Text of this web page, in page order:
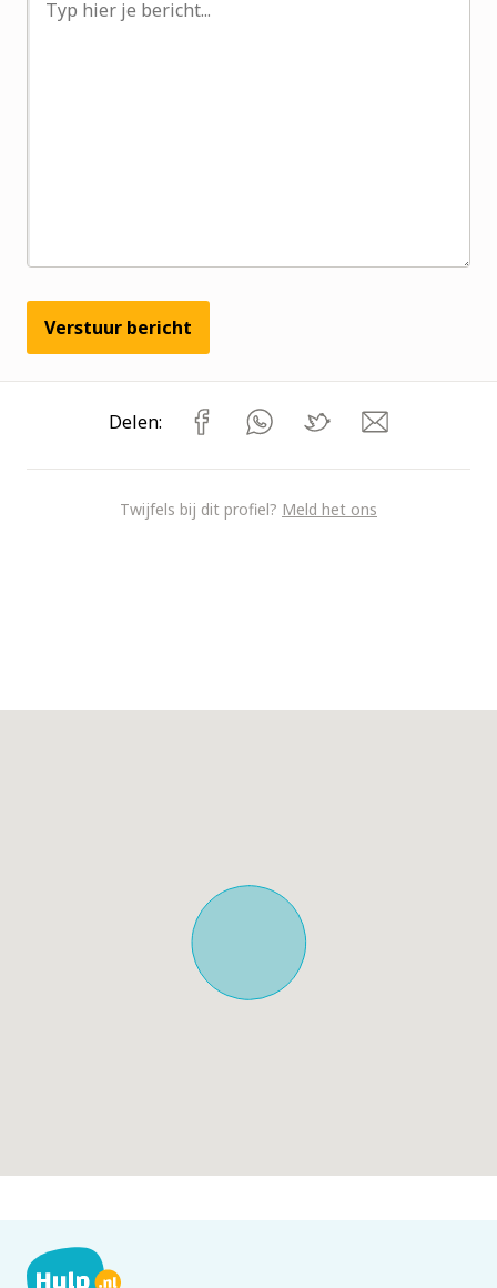
Verstuur bericht
Delen:
Twijfels bij dit profiel? Meld het ons